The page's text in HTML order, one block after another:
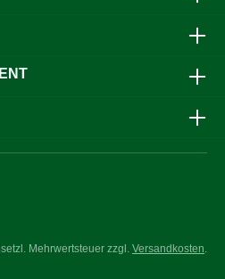
Mehrwertsteuer zzgl. Versandkosten.